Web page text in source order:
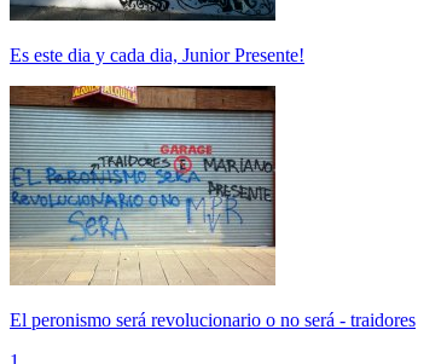
Es este dia y cada dia, Junior Presente!
El peronismo será revolucionario o no será - traidores